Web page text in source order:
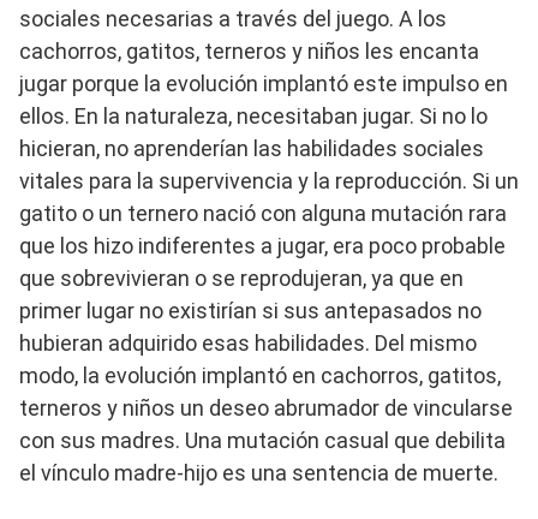
sociales necesarias a través del juego. A los
cachorros, gatitos, terneros y niños les encanta
jugar porque la evolución implantó este impulso en
ellos. En la naturaleza, necesitaban jugar. Si no lo
hicieran, no aprenderían las habilidades sociales
vitales para la supervivencia y la reproducción. Si un
gatito o un ternero nació con alguna mutación rara
que los hizo indiferentes a jugar, era poco probable
que sobrevivieran o se reprodujeran, ya que en
primer lugar no existirían si sus antepasados ​​no
hubieran adquirido esas habilidades. Del mismo
modo, la evolución implantó en cachorros, gatitos,
terneros y niños un deseo abrumador de vincularse
con sus madres. Una mutación casual que debilita
el vínculo madre-hijo es una sentencia de muerte.